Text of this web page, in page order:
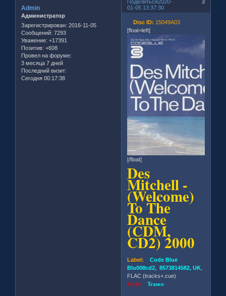
Поделиться 3
2020-
01-05 13:37:30
Admin
Администратор
Зарегистрирован: 2016-11-05
Сообщений: 7293
Уважение: +17391
Позитив: +608
Провел на форуме:
3 месяца 7 дней
Последний визит:
Сегодня 00:17:38
Disc ID: 15049A03
[float=left]
[/float]
Des
Mitchell -
(Welcome)
To The
Dance
(CDM,
CD2) 2000
Label: Code Blue
Blu008cd2, 8573814582, UK
FLAC (tracks+.cue)
Style:Trance